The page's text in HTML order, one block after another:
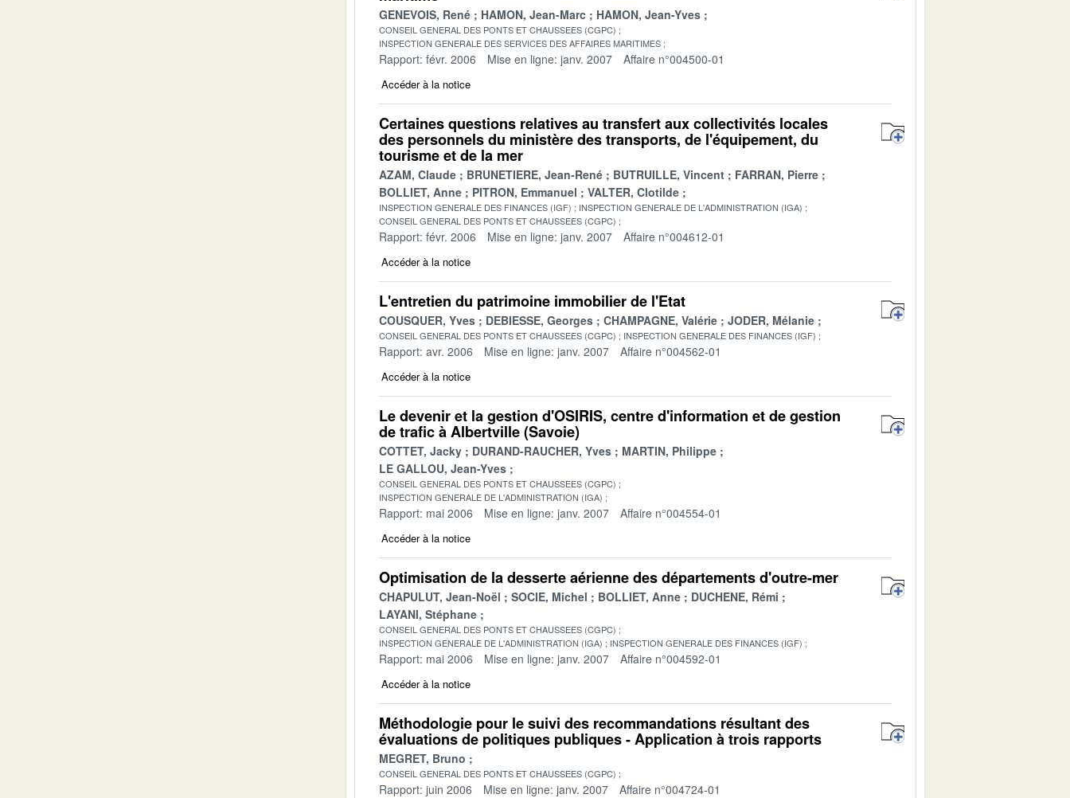
GENEVOIS, René HAMON, Jean-Marc HAMON, Jean-Yves
CONSEIL GENERAL DES PONTS ET CHAUSSEES (CGPC)
INSPECTION GENERALE DES SERVICES DES AFFAIRES MARITIMES
Rapport: févr. 2006 Mise en ligne: janv. 2007 Affaire n°004500-01
Accéder à la notice
Certaines questions relatives au transfert aux collectivités locales
des personnels du ministère des transports, de l'équipement, du
tourisme et de la mer
AZAM, Claude BRUNETIERE, Jean-René BUTRUILLE, Vincent
FARRAN, Pierre
BOLLIET, Anne
PITRON, Emmanuel VALTER, Clotilde
INSPECTION GENERALE DES FINANCES (IGF)
INSPECTION GENERALE DE L'ADMINISTRATION (IGA)
CONSEIL GENERAL DES PONTS ET CHAUSSEES (CGPC)
Rapport: févr. 2006 Mise en ligne: janv. 2007 Affaire n°004612-01
Accéder à la notice
L'entretien du patrimoine immobilier de l'Etat
COUSQUER, Yves DEBIESSE, Georges CHAMPAGNE, Valérie JODER, Mélanie
CONSEIL GENERAL DES PONTS ET CHAUSSEES (CGPC) INSPECTION GENERALE DES FINANCES (IGF)
Rapport: avr. 2006 Mise en ligne: janv. 2007 Affaire n°004562-01
Accéder à la notice
Le devenir et la gestion d'OSIRIS, centre d'information et de gestion
de trafic à Albertville (Savoie)
COTTET, Jacky DURAND-RAUCHER, Yves
MARTIN, Philippe
LE GALLOU, Jean-Yves
CONSEIL GENERAL DES PONTS ET CHAUSSEES (CGPC)
INSPECTION GENERALE DE L'ADMINISTRATION (IGA)
Rapport: mai 2006 Mise en ligne: janv. 2007 Affaire n°004554-01
Accéder à la notice
Optimisation de la desserte aérienne des départements d'outre-mer
CHAPULUT, Jean-Noël SOCIE, Michel BOLLIET, Anne
DUCHENE, Rémi
LAYANI, Stéphane
CONSEIL GENERAL DES PONTS ET CHAUSSEES (CGPC)
INSPECTION GENERALE DE L'ADMINISTRATION (IGA)
INSPECTION GENERALE DES FINANCES (IGF)
Rapport: mai 2006 Mise en ligne: janv. 2007 Affaire n°004592-01
Accéder à la notice
Méthodologie pour le suivi des recommandations résultant des
évaluations de politiques publiques - Application à trois rapports
MEGRET, Bruno
CONSEIL GENERAL DES PONTS ET CHAUSSEES (CGPC)
Rapport: juin 2006 Mise en ligne: janv. 2007 Affaire n°004724-01